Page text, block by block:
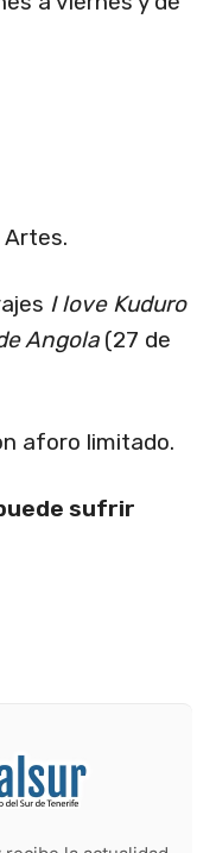
Artes.
I love Kuduro
Angola(27 de
aforo limitado.
sufrir